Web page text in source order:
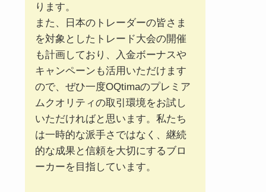
ります。
また、日本のトレーダーの皆さま
を対象としたトレード大会の開催
も計画しており、入金ボーナスや
キャンペーンも活用いただけます
ので、ぜひ一度OQtimaのプレミア
ムクオリティの取引環境をお試し
いただければと思います。私たち
は一時的な派手さではなく、継続
的な成果と信頼を大切にするブロ
ーカーを目指しています。